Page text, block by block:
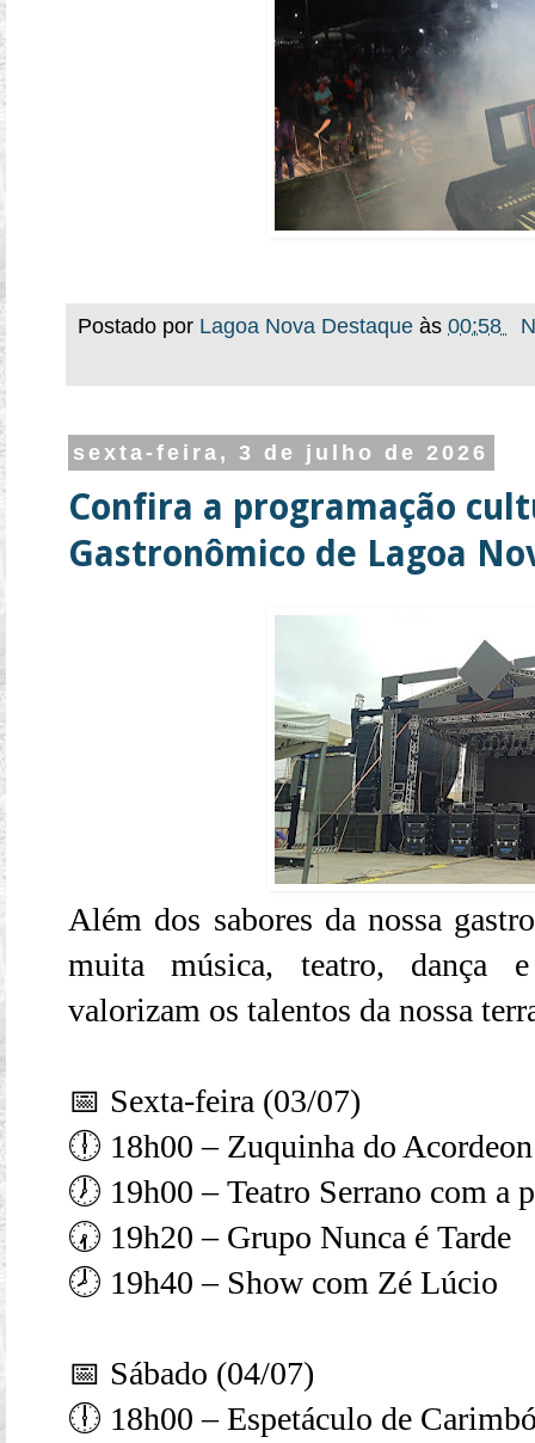
Postado por Lagoa Nova Destaque às 00:58
sexta-feira, 3 de julho de 2026
Confira a programação
Gastronômico de Lagoa
Além dos sabores da nossa
muita música, teatro, dança
valorizam os talentos da nossa
📅 Sexta-feira (03/07)
🕕 18h00 – Zuquinha do
🕖 19h00 – Teatro Serrano com a
🕢 19h20 – Grupo Nunca é Tarde
🕗 19h40 – Show com Zé Lúcio
📅 Sábado (04/07)
🕕 18h00 – Espetáculo de